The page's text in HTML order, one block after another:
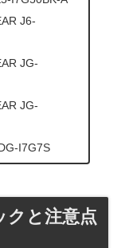
J6-
JG-
JG-
I7G7S
クと注意点